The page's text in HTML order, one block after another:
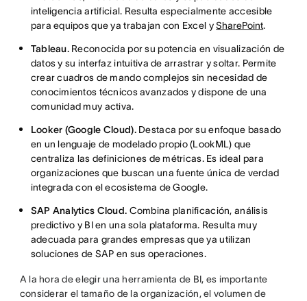
inteligencia artificial. Resulta especialmente accesible
para equipos que ya trabajan con Excel ySharePoint.
Tableau.Reconocida por su potencia en visualización de
datos y su interfaz intuitiva de arrastrar y soltar. Permite
crear cuadros de mando complejos sin necesidad de
conocimientos técnicos avanzados y dispone de una
comunidad muy activa.
Looker (Google Cloud).Destaca por su enfoque basado
en un lenguaje de modelado propio (LookML) que
centraliza las definiciones de métricas. Es ideal para
organizaciones que buscan una fuente única de verdad
integrada con el ecosistema de Google.
SAP Analytics Cloud. Combina planificación, análisis
predictivo y BI en una sola plataforma. Resulta muy
adecuada para grandes empresas que ya utilizan
soluciones de SAP en sus operaciones.
A la hora de elegir una herramienta de BI, es importante
considerar el tamaño de la organización, el volumen de